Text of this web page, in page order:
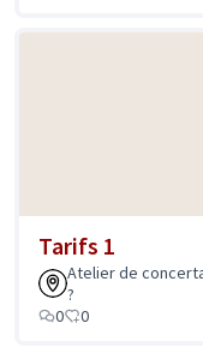
Tarifs 1
Atelier de
?
0
0